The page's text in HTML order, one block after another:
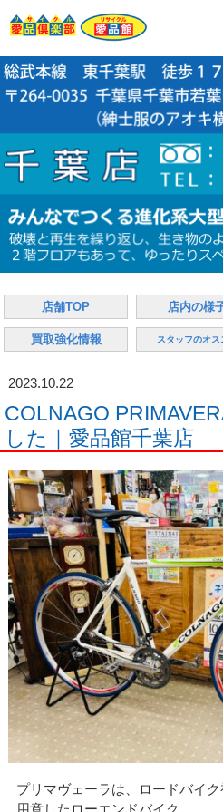
店舗TOP 店内の様
買取強化情報 スタッフのオス
2023.10.22
COLNAGO
した｜愛品館千葉店
プリマヴェーラは、ロードバイ